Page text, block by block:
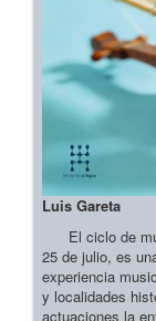
Luis Gareta
El ciclo de
25 de julio, es
experiencia
y localidades
actuaciones la